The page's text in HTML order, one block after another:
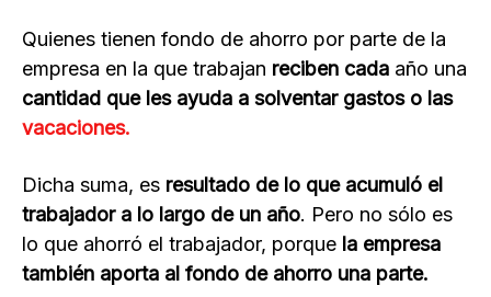
Quienes tienen fondo de ahorro por parte de la
empresa en la que trabajan reciben cada año una
cantidad que les ayuda a solventar gastos o las
vacaciones.
Dicha suma, es resultado de lo que acumuló el
trabajador a lo largo de un año. Pero no sólo es
lo que ahorró el trabajador, porque la empresa
también aporta al fondo de ahorro una parte.